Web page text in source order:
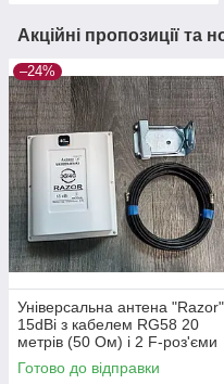
Акційні пропозиції та
–24%
Універсальна антена "Razor"
15dBi з кабелем RG58 20
метрів (50 Ом) і 2 F-роз'єми
Готово до відправки